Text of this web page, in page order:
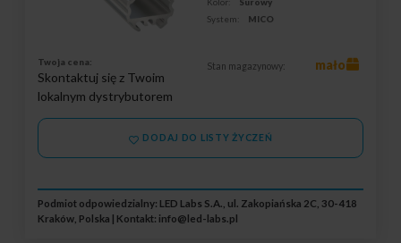
System:
MICO
Twoja cena:
Skontaktuj się z Twoim
lokalnym dystrybutorem
Stan magazynowy: mało
DODAJ DO LISTY ŻYCZEŃ
Podmiot odpowiedzialny: LED Labs S.A., ul. Zakopiańska 2C, 30-418
Kraków, Polska | Kontakt: info@led-labs.pl